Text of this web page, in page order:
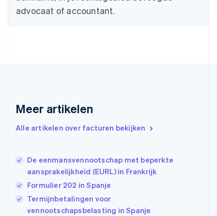
advocaat of accountant.
Meer artikelen
Alle artikelen over facturen bekijken
De eenmansvennootschap met beperkte
aansprakelijkheid (EURL) in Frankrijk
Formulier 202 in Spanje
Termijnbetalingen voor
vennootschapsbelasting in Spanje
Duitsland
Griekenland
Hongarije
English简体中文
Ierland
India
English
Italië